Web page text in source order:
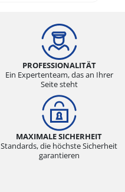
PROFESSIONALITÄT
Ein Expertenteam, das an Ihrer
Seite steht
MAXIMALE SICHERHEIT
Standards, die höchste Sicherheit
garantieren